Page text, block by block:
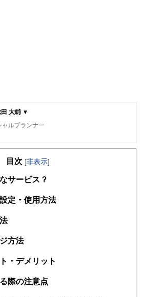
田 大輔 ▼
ャルプランナー
ャルプランナー
広告代理店に入社。
をより持っている方が人生が豊かになると痛
ファイナンシャルプランナーの資格を取得
を発信することに注力している
目次 [非表示]
サービス？
定・使用方法
方法
・デメリット
際の注意点